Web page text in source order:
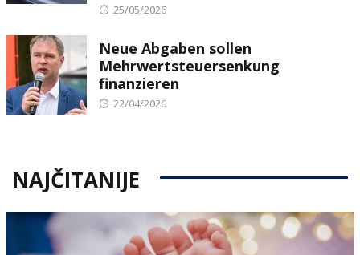
Posted
25/05/2026
Neue Abgaben sollen
Mehrwertsteuersenkung
finanzieren
Posted
22/04/2026
NAJČITANIJE